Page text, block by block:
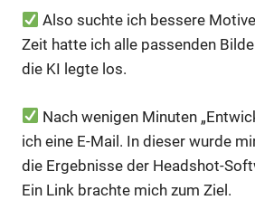
Also suchte ich bessere
Zeit hatte ich alle passenden
die KI legte los.
Nach wenigen Minuten
ich eine E-Mail. In dieser wurde
die Ergebnisse der Headshot-
Ein Link brachte mich zum Ziel.